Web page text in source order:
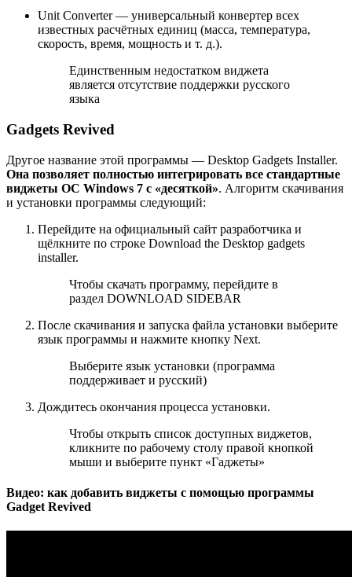
Unit Converter — универсальный конвертер всех
известных расчётных единиц (масса, температура,
скорость, время, мощность и т. д.).
Единственным недостатком виджета
является отсутствие поддержки русского
языка
Gadgets Revived
Другое название этой программы — Desktop Gadgets Installer.
Она позволяет полностью интегрировать все стандартные
виджеты ОС Windows 7 с «десяткой». Алгоритм скачивания
и установки программы следующий:
Перейдите на официальный сайт разработчика и
щёлкните по строке Download the Desktop gadgets
installer.
Чтобы скачать программу, перейдите в
раздел DOWNLOAD SIDEBAR
После скачивания и запуска файла установки выберите
язык программы и нажмите кнопку Next.
Выберите язык установки (программа
поддерживает и русский)
Дождитесь окончания процесса установки.
Чтобы открыть список доступных виджетов,
кликните по рабочему столу правой кнопкой
мыши и выберите пункт «Гаджеты»
Видео: как добавить виджеты с помощью программы
Gadget Revived